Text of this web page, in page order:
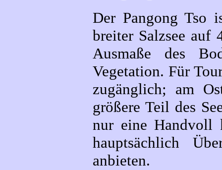
Der Pangong
breiter Salzsee auf
Ausmaße des
Vegetation. Für
zugänglich; am
größere Teil des
nur eine Handvoll
hauptsächlich
anbieten.